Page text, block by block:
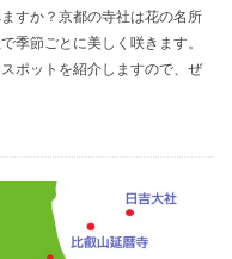
すか？京都の寺社は花の名所
季節ごとに美しく咲きます。
ポットを紹介しますので、ぜ